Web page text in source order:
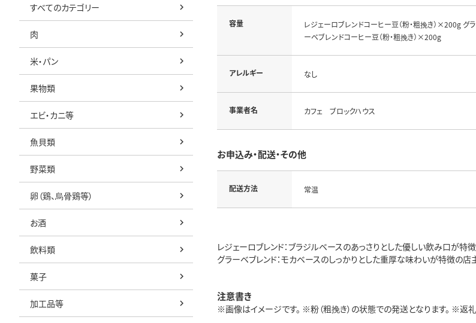
すべてのカテゴリー
肉
米・パン
果物類
エビ・カニ等
魚貝類
野菜類
卵（鶏、烏骨鶏等）
お酒
飲料類
菓子
加工品等
容量
レジェーロブレンドコーヒー豆（粉・粗挽き）×200g グラ
ーベブレンドコーヒー豆（粉・粗挽き）×200g
アレルギー なし
事業者名 カフェ ブロックハウス
お申込み・配送・その他
配送方法 常温
レジェーロブレンド：ブラジルベースのあっさりとした優しい飲み口が特
グラーベブレンド：モカベースのしっかりとした重厚な味わいが特徴の店
注意書き
※画像はイメージです。 ※粉（粗挽き）の状態での発送となります。 ※返